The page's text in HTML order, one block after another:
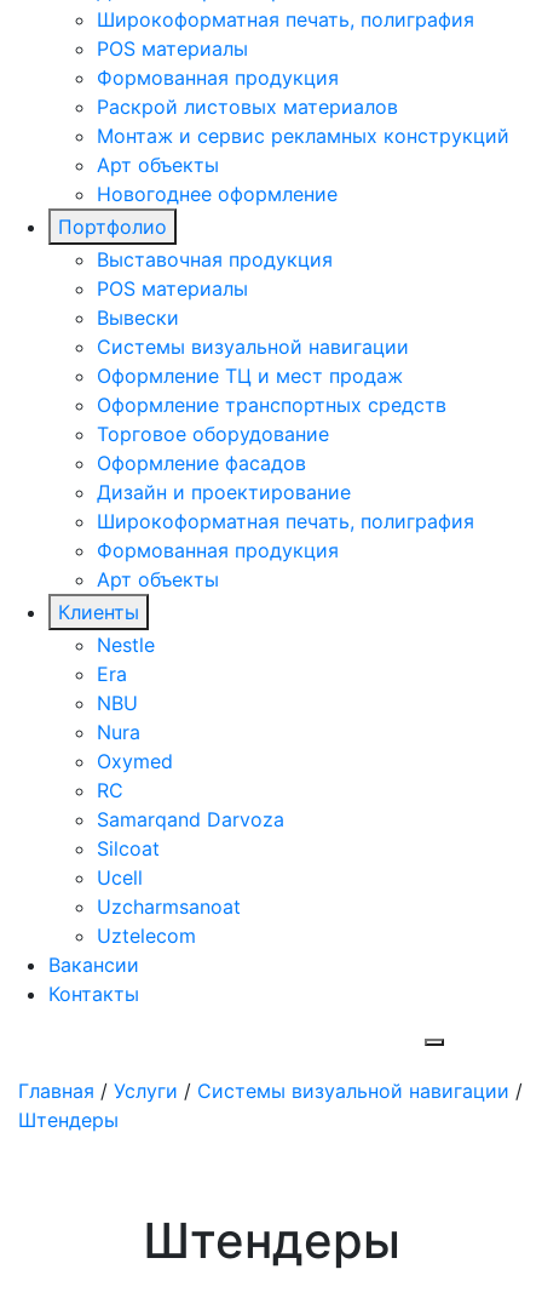
Широкоформатная печать, полиграфия
POS материалы
Формованная продукция
Раскрой листовых материалов
Монтаж и сервис рекламных конструкций
Арт объекты
Новогоднее оформление
Портфолио
Выставочная продукция
POS материалы
Вывески
Системы визуальной навигации
Оформление ТЦ и мест продаж
Оформление транспортных средств
Торговое оборудование
Оформление фасадов
Дизайн и проектирование
Широкоформатная печать, полиграфия
Формованная продукция
Арт объекты
Клиенты
Nestle
Era
NBU
Nura
Oxymed
RC
Samarqand Darvoza
Silcoat
Ucell
Uzcharmsanoat
Uztelecom
Вакансии
Контакты
Главная / Услуги / Системы визуальной навигации /
Штендеры
Штендеры